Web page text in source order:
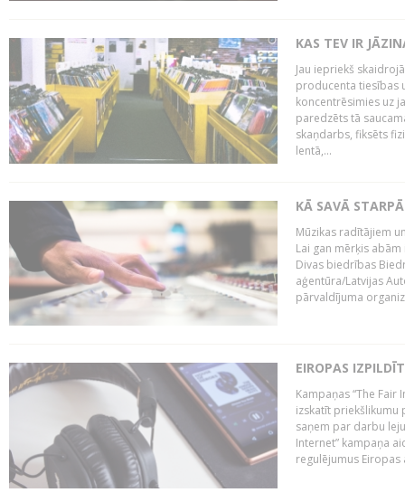
KAS TEV IR
Jau iepriekš
producenta tiesības
koncentrēsimies uz
paredzēts tā
skaņdarbs, fiksēts
lentā,...
KĀ SAVĀ
Mūzikas radītājiem
Lai gan mērķis
Divas biedrības
aģentūra/Latvijas
pārvaldījuma
EIROPAS
Kampaņas “The
izskatīt priekšlikumu
saņem par darbu
Internet” kampaņa
regulējumus